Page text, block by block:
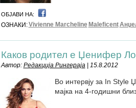
ОБЈАВИ НА:
ОЗНАКИ:Vivienne Marcheline Maleficent
Каков родител е Џенифер
Автор: Редакција Рингераја| 15.8.2012
Во интервју за In Style
мајка на 4-годишни